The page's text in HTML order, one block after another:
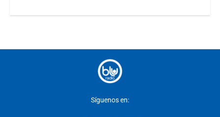
Síguenos en: